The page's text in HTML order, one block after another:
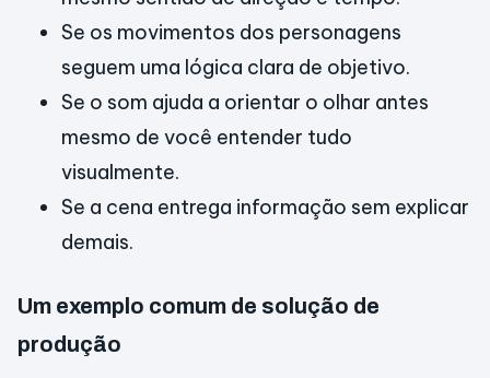
Se os movimentos dos personagens
seguem uma lógica clara de objetivo.
Se o som ajuda a orientar o olhar antes
mesmo de você entender tudo
visualmente.
Se a cena entrega informação sem explicar
demais.
Um exemplo comum de solução de
produção